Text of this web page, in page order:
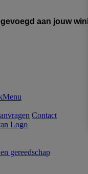
aan jouw
Contact
gereedschap